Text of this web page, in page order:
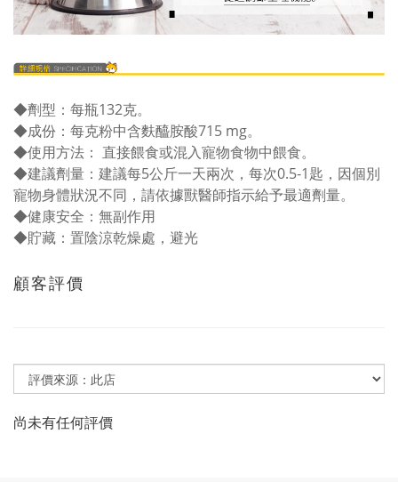
◆劑型：每瓶132克。
◆成份：每克粉中含麩醯胺酸715 mg。
◆使用方法： 直接餵食或混入寵物食物中餵食。
◆建議劑量： 建議每5公斤一天兩次，每次0.5-1匙，因個別
寵物身體狀況不同，請依據獸醫師指示給予最適劑量。
◆健康安全：無副作用
◆貯藏：置陰涼乾燥處，避光
顧客評價
尚未有任何評價